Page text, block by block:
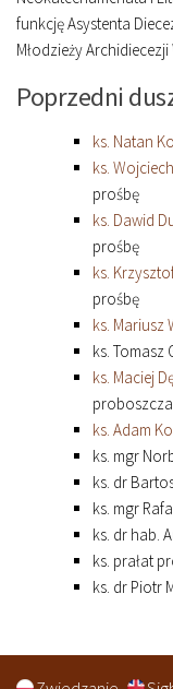
funkcję Asystenta
Młodzieży Archidiecezji
Poprzedni
ks. Natan
ks.
prośbę
ks. Dawid
prośbę
ks.
prośbę
ks. Mariusz
ks.
ks. Maciej
ks. Adam
ks. mgr
ks. dr
ks. mgr
ks. dr hab.
ks. prałat
ks. dr Piotr